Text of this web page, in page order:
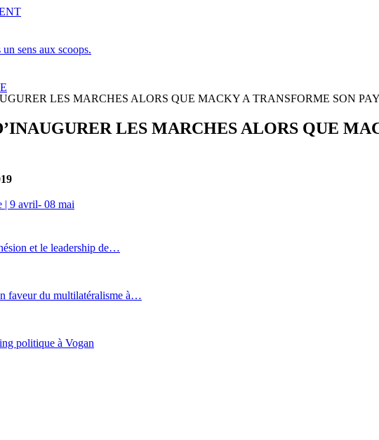
LES MARCHES ALORS QUE MACKY A TRANSFORME SON
LES MARCHES ALORS QUE
et le leadership de…
faveur du multilatéralisme à…
politique à Vogan